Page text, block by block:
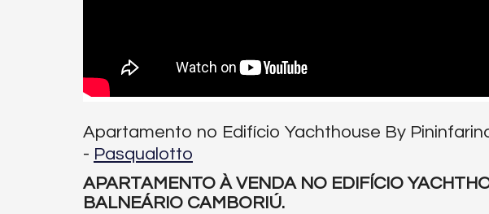
Apartamento no Edifício Yachthouse By
- Pasqualotto
APARTAMENTO À VENDA NO EDIFÍCIO
BALNEÁRIO CAMBORIÚ.